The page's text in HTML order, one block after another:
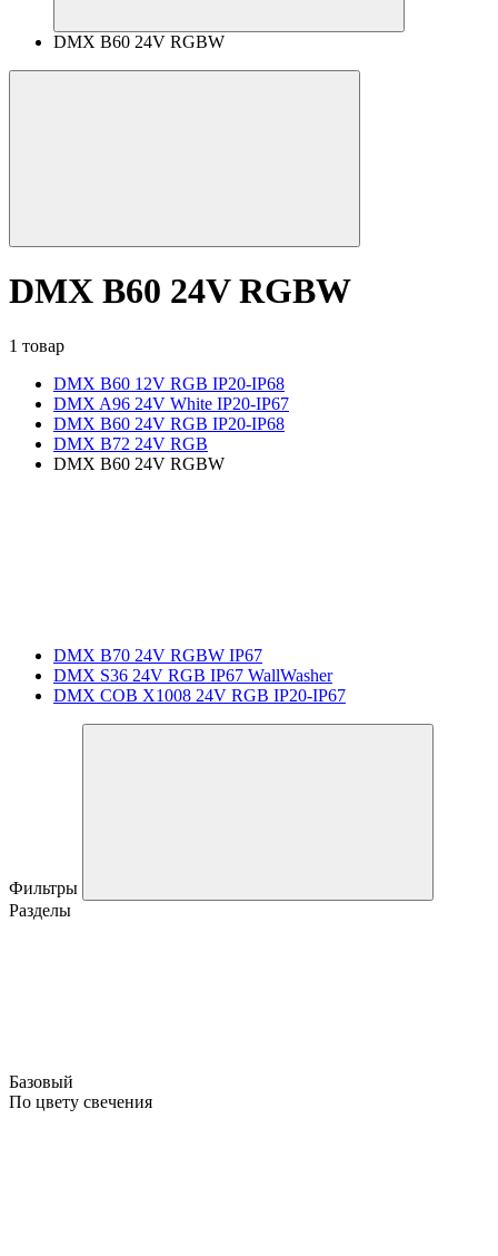
DMX B60 24V RGBW
DMX B60 24V RGBW
1 товар
DMX B60 12V RGB IP20-IP68
DMX A96 24V White IP20-IP67
DMX B60 24V RGB IP20-IP68
DMX B72 24V RGB
DMX B60 24V RGBW
DMX B70 24V RGBW IP67
DMX S36 24V RGB IP67 WallWasher
DMX COB X1008 24V RGB IP20-IP67
Фильтры
Разделы
Базовый
По цвету свечения